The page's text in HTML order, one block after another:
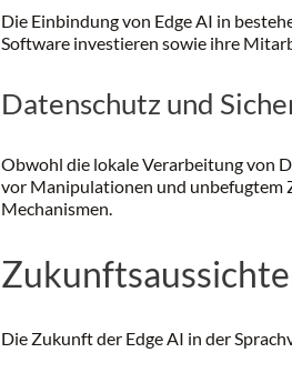
Die Einbindung von Edge AI in
Software investieren sowie ihre
Datenschutz und
Obwohl die lokale Verarbeitung von
vor Manipulationen und unbefugtem
Mechanismen.
Die Zukunft der Edge AI in der